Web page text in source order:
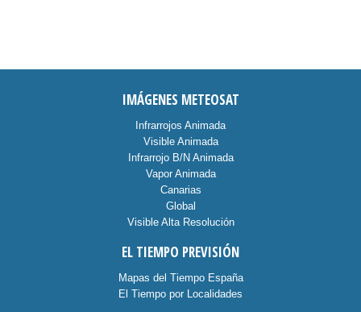
IMÁGENES METEOSAT
Infrarrojos Animada
Visible Animada
Infrarrojo B/N Animada
Vapor Animada
Canarias
Global
Visible Alta Resolución
EL TIEMPO PREVISIÓN
Mapas del Tiempo España
El Tiempo por Localidades